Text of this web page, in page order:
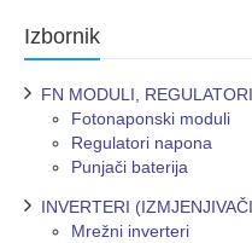
Izbornik
FN MODULI,
Fotonaponski moduli
Regulatori napona
Punjači baterija
INVERTERI
Mrežni inverteri